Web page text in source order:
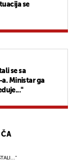
se
se sa
Ministar ga